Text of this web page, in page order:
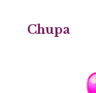
Chupa